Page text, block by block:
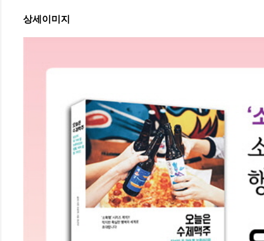
상세이미지